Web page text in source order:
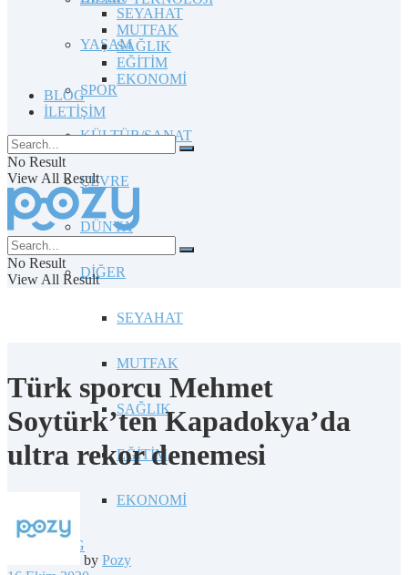
YAŞAM
SPOR
KÜLTÜR/SANAT
ÇEVRE
DÜNYA
DİĞER
SEYAHAT
MUTFAK
SAĞLIK
EĞİTİM
EKONOMİ
BLOG
SEYAHAT
MUTFAK
SAĞLIK
EĞİTİM
EKONOMİ
BLOG
İLETİŞİM
No Result
View All Result
No Result
View All Result
Türk sporcu Mehmet
Soytürk’ten Kapadokya’da
ultra rekor denemesi
by Pozy